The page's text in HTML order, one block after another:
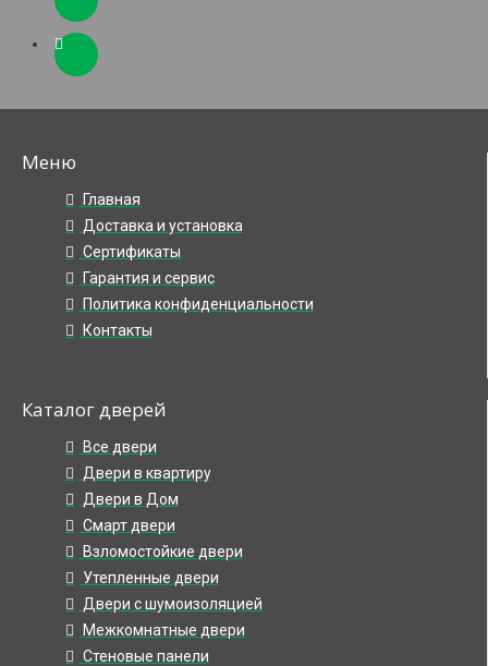
Меню
Главная
Доставка и установка
Сертификаты
Гарантия и сервис
Политика конфиденциальности
Контакты
Каталог дверей
Все двери
Двери в квартиру
Двери в Дом
Смарт двери
Взломостойкие двери
Утепленные двери
Двери с шумоизоляцией
Межкомнатные двери
Стеновые панели